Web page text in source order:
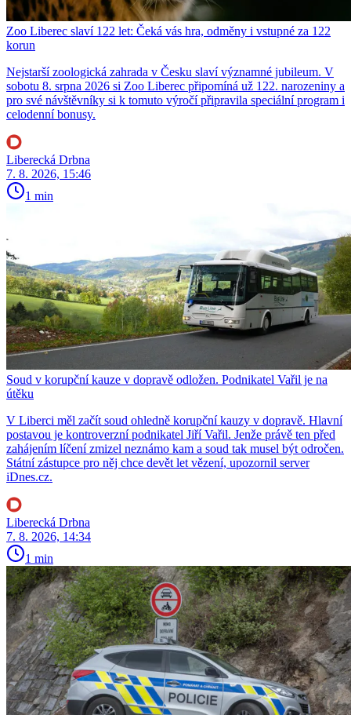
Zoo Liberec slaví 122 let: Čeká vás hra, odměny i vstupné za 122
korun
Nejstarší zoologická zahrada v Česku slaví významné jubileum. V
sobotu 8. srpna 2026 si Zoo Liberec připomíná už 122. narozeniny a
pro své návštěvníky si k tomuto výročí připravila speciální program i
celodenní bonusy.
Liberecká Drbna
7. 8. 2026, 15:46
1 min
Soud v korupční kauze v dopravě odložen. Podnikatel Vařil je na
útěku
V Liberci měl začít soud ohledně korupční kauzy v dopravě. Hlavní
postavou je kontroverzní podnikatel Jiří Vařil. Jenže právě ten před
zahájením líčení zmizel neznámo kam a soud tak musel být odročen.
Státní zástupce pro něj chce devět let vězení, upozornil server
iDnes.cz.
Liberecká Drbna
7. 8. 2026, 14:34
1 min